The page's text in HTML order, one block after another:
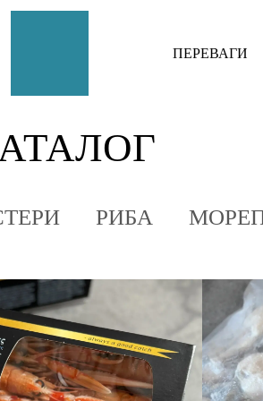
ПЕРЕВАГИ
РИБА
yapmadığım bir şey yapıp online casinoları araştırmaya başladım.